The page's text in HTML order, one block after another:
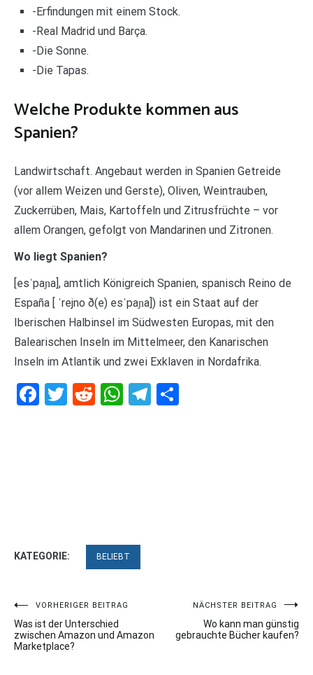
-Erfindungen mit einem Stock.
-Real Madrid und Barça.
-Die Sonne.
-Die Tapas.
Welche Produkte kommen aus
Spanien?
Landwirtschaft. Angebaut werden in Spanien Getreide
(vor allem Weizen und Gerste), Oliven, Weintrauben,
Zuckerrüben, Mais, Kartoffeln und Zitrusfrüchte – vor
allem Orangen, gefolgt von Mandarinen und Zitronen.
Wo liegt Spanien?
[esˈpaɲa], amtlich Königreich Spanien, spanisch Reino de
España [ ˈrejno ð(e) esˈpaɲa]) ist ein Staat auf der
Iberischen Halbinsel im Südwesten Europas, mit den
Balearischen Inseln im Mittelmeer, den Kanarischen
Inseln im Atlantik und zwei Exklaven in Nordafrika.
Facebook
Twitter
RedditWhatsApp
Telegram
KATEGORIE: BELIEBT
Beitragsnavigation
VORHERIGER BEITRAG
Was ist der Unterschied
zwischen Amazon und Amazon
Marketplace?
NÄCHSTER BEITRAG
Wo kann man günstig
gebrauchte Bücher kaufen?